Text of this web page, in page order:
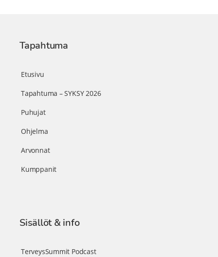
Tapahtuma
Etusivu
Tapahtuma – SYKSY 2026
Puhujat
Ohjelma
Arvonnat
Kumppanit
Sisällöt & info
TerveysSummit Podcast